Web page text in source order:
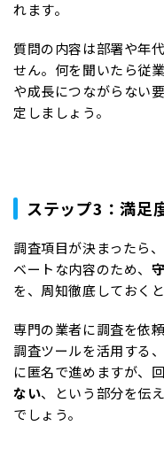
れます。
質問の内容は部署や年
せん。何を聞いたら従
や成長につながらない
定しましょう。
ステップ3：満足
調査項目が決まったら
ベートな内容のため、
を、周知徹底しておくと
専門の業者に調査を依
調査ツールを活用する
に匿名で進めますが、
ない、という部分を伝
でしょう。